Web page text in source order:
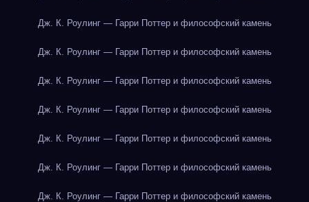
Дж. К. Роулинг — Гарри Поттер и философский камень
Дж. К. Роулинг — Гарри Поттер и философский камень
Дж. К. Роулинг — Гарри Поттер и философский камень
Дж. К. Роулинг — Гарри Поттер и философский камень
Дж. К. Роулинг — Гарри Поттер и философский камень
Дж. К. Роулинг — Гарри Поттер и философский камень
Дж. К. Роулинг — Гарри Поттер и философский камень